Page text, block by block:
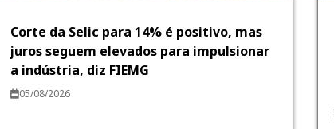
Corte da Selic para 14% é positivo, mas
juros seguem elevados para impulsionar
a indústria, diz FIEMG
05/08/2026